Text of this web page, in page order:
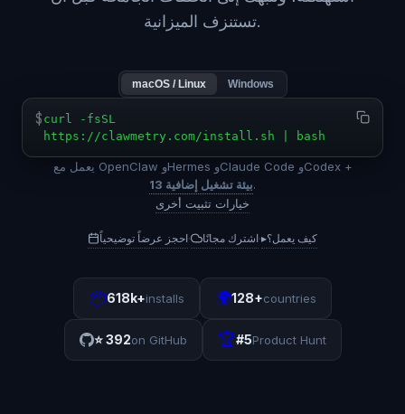
تستنزف الميزانية.
macOS / Linux Windows
$ curl -fsSL
https://clawmetry.com/install.sh | bash
يعمل مع OpenClaw وHermes وClaude Code وCodex +
13 بيئة تشغيل إضافية.
خيارات تثبيت أخرى
احجز عرضاً توضيحياً· اشترك مجانًا·▸كيف يعمل؟
📦618k+installs 🌍128+countries
⭐392on GitHub 🏆#5Product Hunt